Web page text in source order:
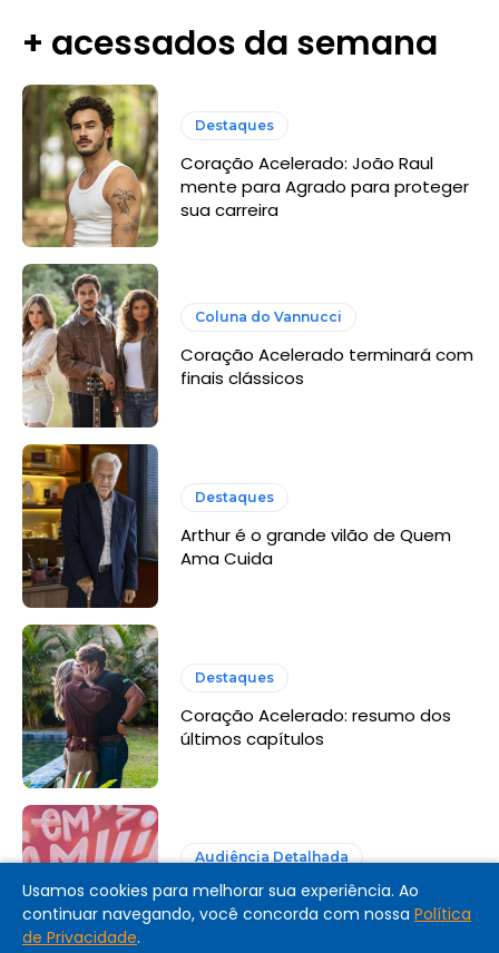
+ acessados da semana
Destaques
Coração Acelerado: João Raul
mente para Agrado para proteger
sua carreira
Coluna do Vannucci
Coração Acelerado terminará com
finais clássicos
Destaques
Arthur é o grande vilão de Quem
Ama Cuida
Destaques
Coração Acelerado: resumo dos
últimos capítulos
Audiência Detalhada
Audiência Detalhada: Em Família
com Eliana (Globo, 2026)
Usamos cookies para melhorar sua experiência. Ao
continuar navegando, você concorda com nossa Política
de Privacidade.